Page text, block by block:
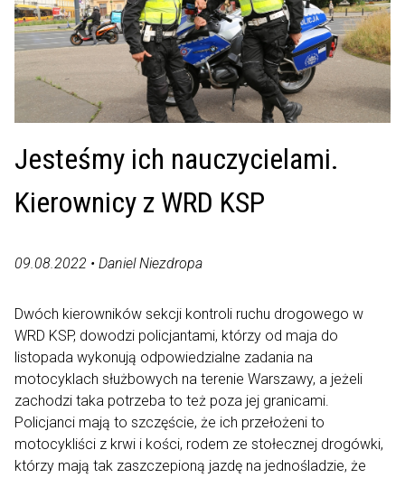
Jesteśmy ich nauczycielami.
Kierownicy z WRD KSP
09.08.2022 • Daniel Niezdropa
Dwóch kierowników sekcji kontroli ruchu drogowego w
WRD KSP, dowodzi policjantami, którzy od maja do
listopada wykonują odpowiedzialne zadania na
motocyklach służbowych na terenie Warszawy, a jeżeli
zachodzi taka potrzeba to też poza jej granicami.
Policjanci mają to szczęście, że ich przełożeni to
motocykliści z krwi i kości, rodem ze stołecznej drogówki,
którzy mają tak zaszczepioną jazdę na jednośladzie, że